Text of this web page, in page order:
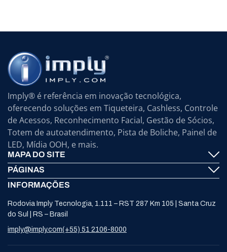
Imply® é referência em inovação tecnológica,
oferecendo soluções em Tiqueteira, Cashless, Controle
de Acessos, Reconhecimento Facial, Gestão de Sócios,
Totem de autoatendimento, Pista de Boliche, Painel de
LED, Mídia OOH, e mais.
MAPA DO SITE
Imply® Tecnologia
ElevenTickets
Autoatendimento
Bowling
Painéis LED
PÁGINAS
Fale Conosco
Suporte
INFORMAÇÕES
Rodovia Imply Tecnologia, 1.111 – RST 287 Km 105 | Santa Cruz
do Sul | RS – Brasil
imply@imply.com(+55) 51 2106-8000